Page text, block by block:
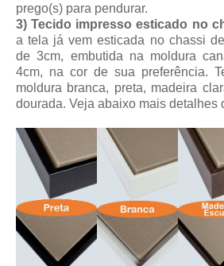
prego(s) para pendurar.
3) Tecido impresso esticado no
a tela já vem esticada no chassi
de 3cm, embutida na moldura
4cm, na cor de sua preferência.
moldura branca, preta, madeira
dourada. Veja abaixo mais detalhes